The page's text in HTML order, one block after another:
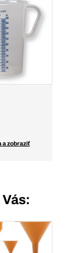
a zobraziť